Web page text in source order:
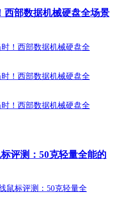
西部数据机械硬盘全场景
评测：50克轻量全能的